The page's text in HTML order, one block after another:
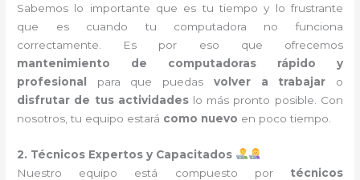
Sabemos lo importante que es tu tiempo y lo frustrante
que es cuando tu computadora no funciona
correctamente. Es por eso que ofrecemos
mantenimiento de computadoras rápido y
profesional
para que puedas volver a trabajar o
disfrutar de tus actividadeslo más pronto posible. Con
nosotros, tu equipo estará como nuevo en poco tiempo.
2. Técnicos Expertos y Capacitados
Nuestro equipo está compuesto por técnicos